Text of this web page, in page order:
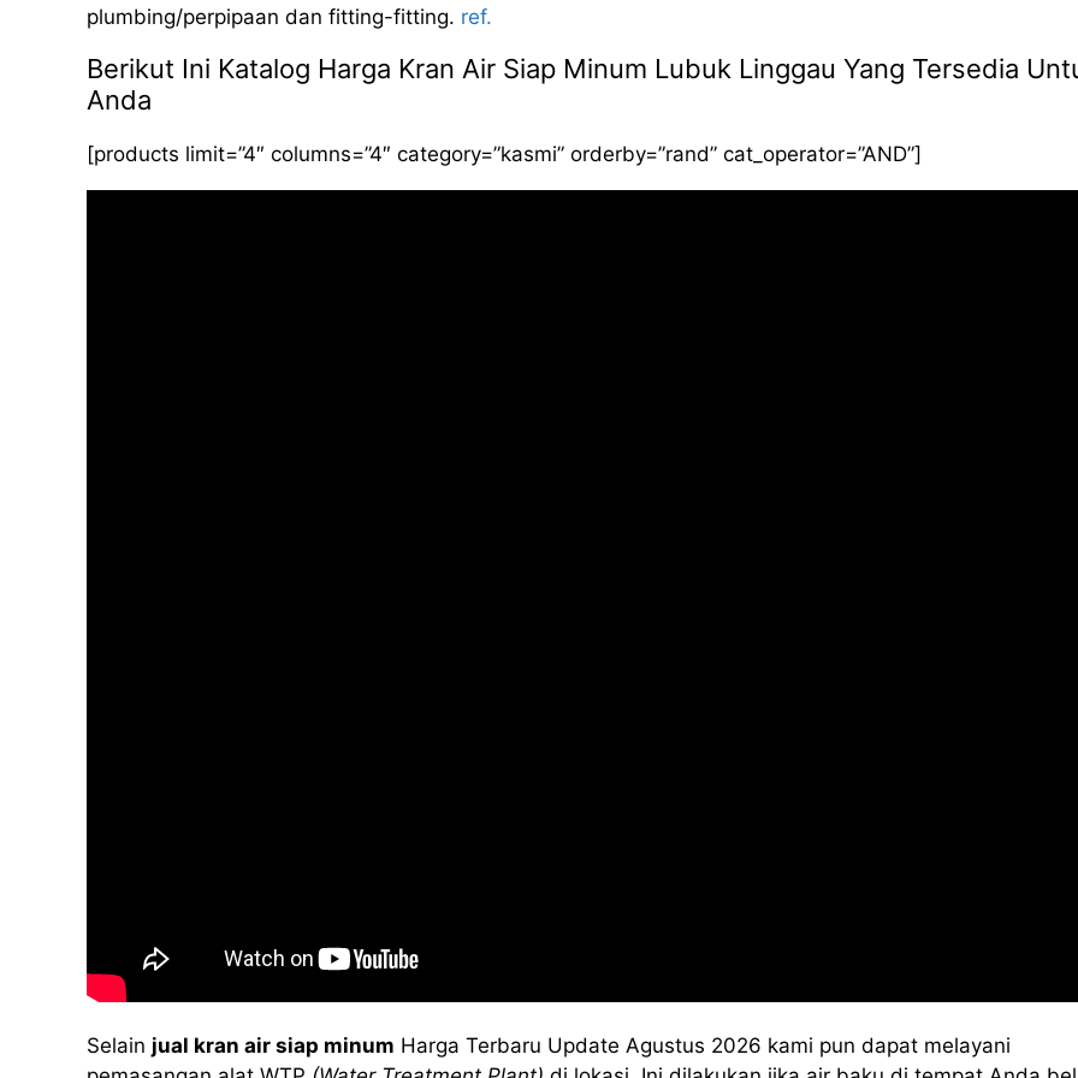
plumbing/perpipaan dan fitting-fitting. ref.
Berikut Ini Katalog Harga Kran Air Siap Minum Lubuk Linggau Yang Tersedia
Anda
[products limit=”4″ columns=”4″ category=”kasmi” orderby=”rand” cat_operator=”AND”]
Selain jual kran air siap minum Harga Terbaru Update Agustus 2026 kami pun dapat melayani